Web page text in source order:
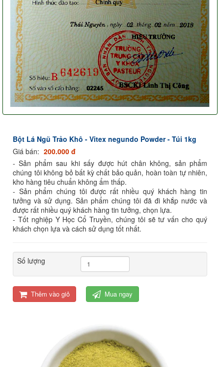
Bột Lá Ngũ Trảo Khô - Vitex negundo Powder - Túi 1kg
Giá bán: 200.000 đ
- Sản phẩm sau khi sấy được hút chân không, sản phẩm
chúng tôi không bỏ bất kỳ chất bảo quản, hoàn toàn tự nhiên,
kho hàng tiêu chuẩn không ẩm thấp.
- Sản phẩm chúng tôi được rất nhiều quý khách hàng tin
tưởng và sử dụng. Sản phẩm chúng tôi đã đi khắp nước và
được rất nhiều quý khách hàng tin tưởng, chọn lựa.
- Tốt nghiệp Y Học Cổ Truyền, chúng tôi sẽ tư vấn cho quý
khách chọn lựa và cách sử dụng tốt nhất.
Số lượng
Thêm vào giỏ Mua ngay